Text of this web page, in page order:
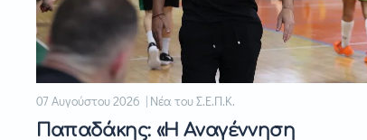
07 Αυγούστου 2026 | Νέα του Σ.Ε.Π.Κ.
Παπαδάκης: «Η Αναγέννηση